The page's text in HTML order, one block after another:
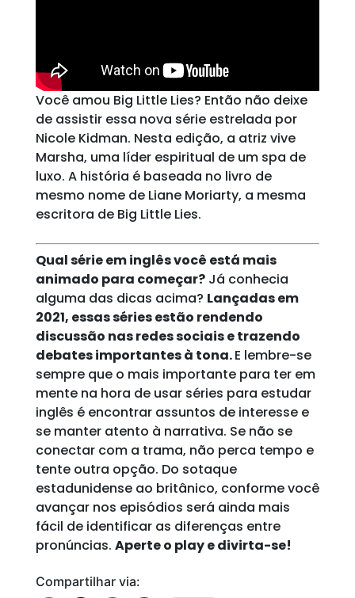
Você amou Big Little Lies? Então não deixe
de assistir essa nova série estrelada por
Nicole Kidman. Nesta edição, a atriz vive
Marsha, uma líder espiritual de um spa de
luxo. A história é baseada no livro de
mesmo nome de Liane Moriarty, a mesma
escritora de Big Little Lies.
Qual série em inglês você está mais
animado para começar?Já conhecia
alguma das dicas acima? Lançadas em
2021, essas séries estão rendendo
discussão nas redes sociais e trazendo
debates importantes à tona.E lembre-se
sempre que o mais importante para ter em
mente na hora de usar séries para estudar
inglês é encontrar assuntos de interesse e
se manter atento à narrativa. Se não se
conectar com a trama, não perca tempo e
tente outra opção. Do sotaque
estadunidense ao britânico, conforme você
avançar nos episódios será ainda mais
fácil de identificar as diferenças entre
pronúncias. Aperte o play e divirta-se!
Compartilhar via: